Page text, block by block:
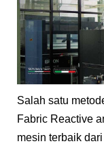
Salah satu
Fabric Reactive
mesin terbaik